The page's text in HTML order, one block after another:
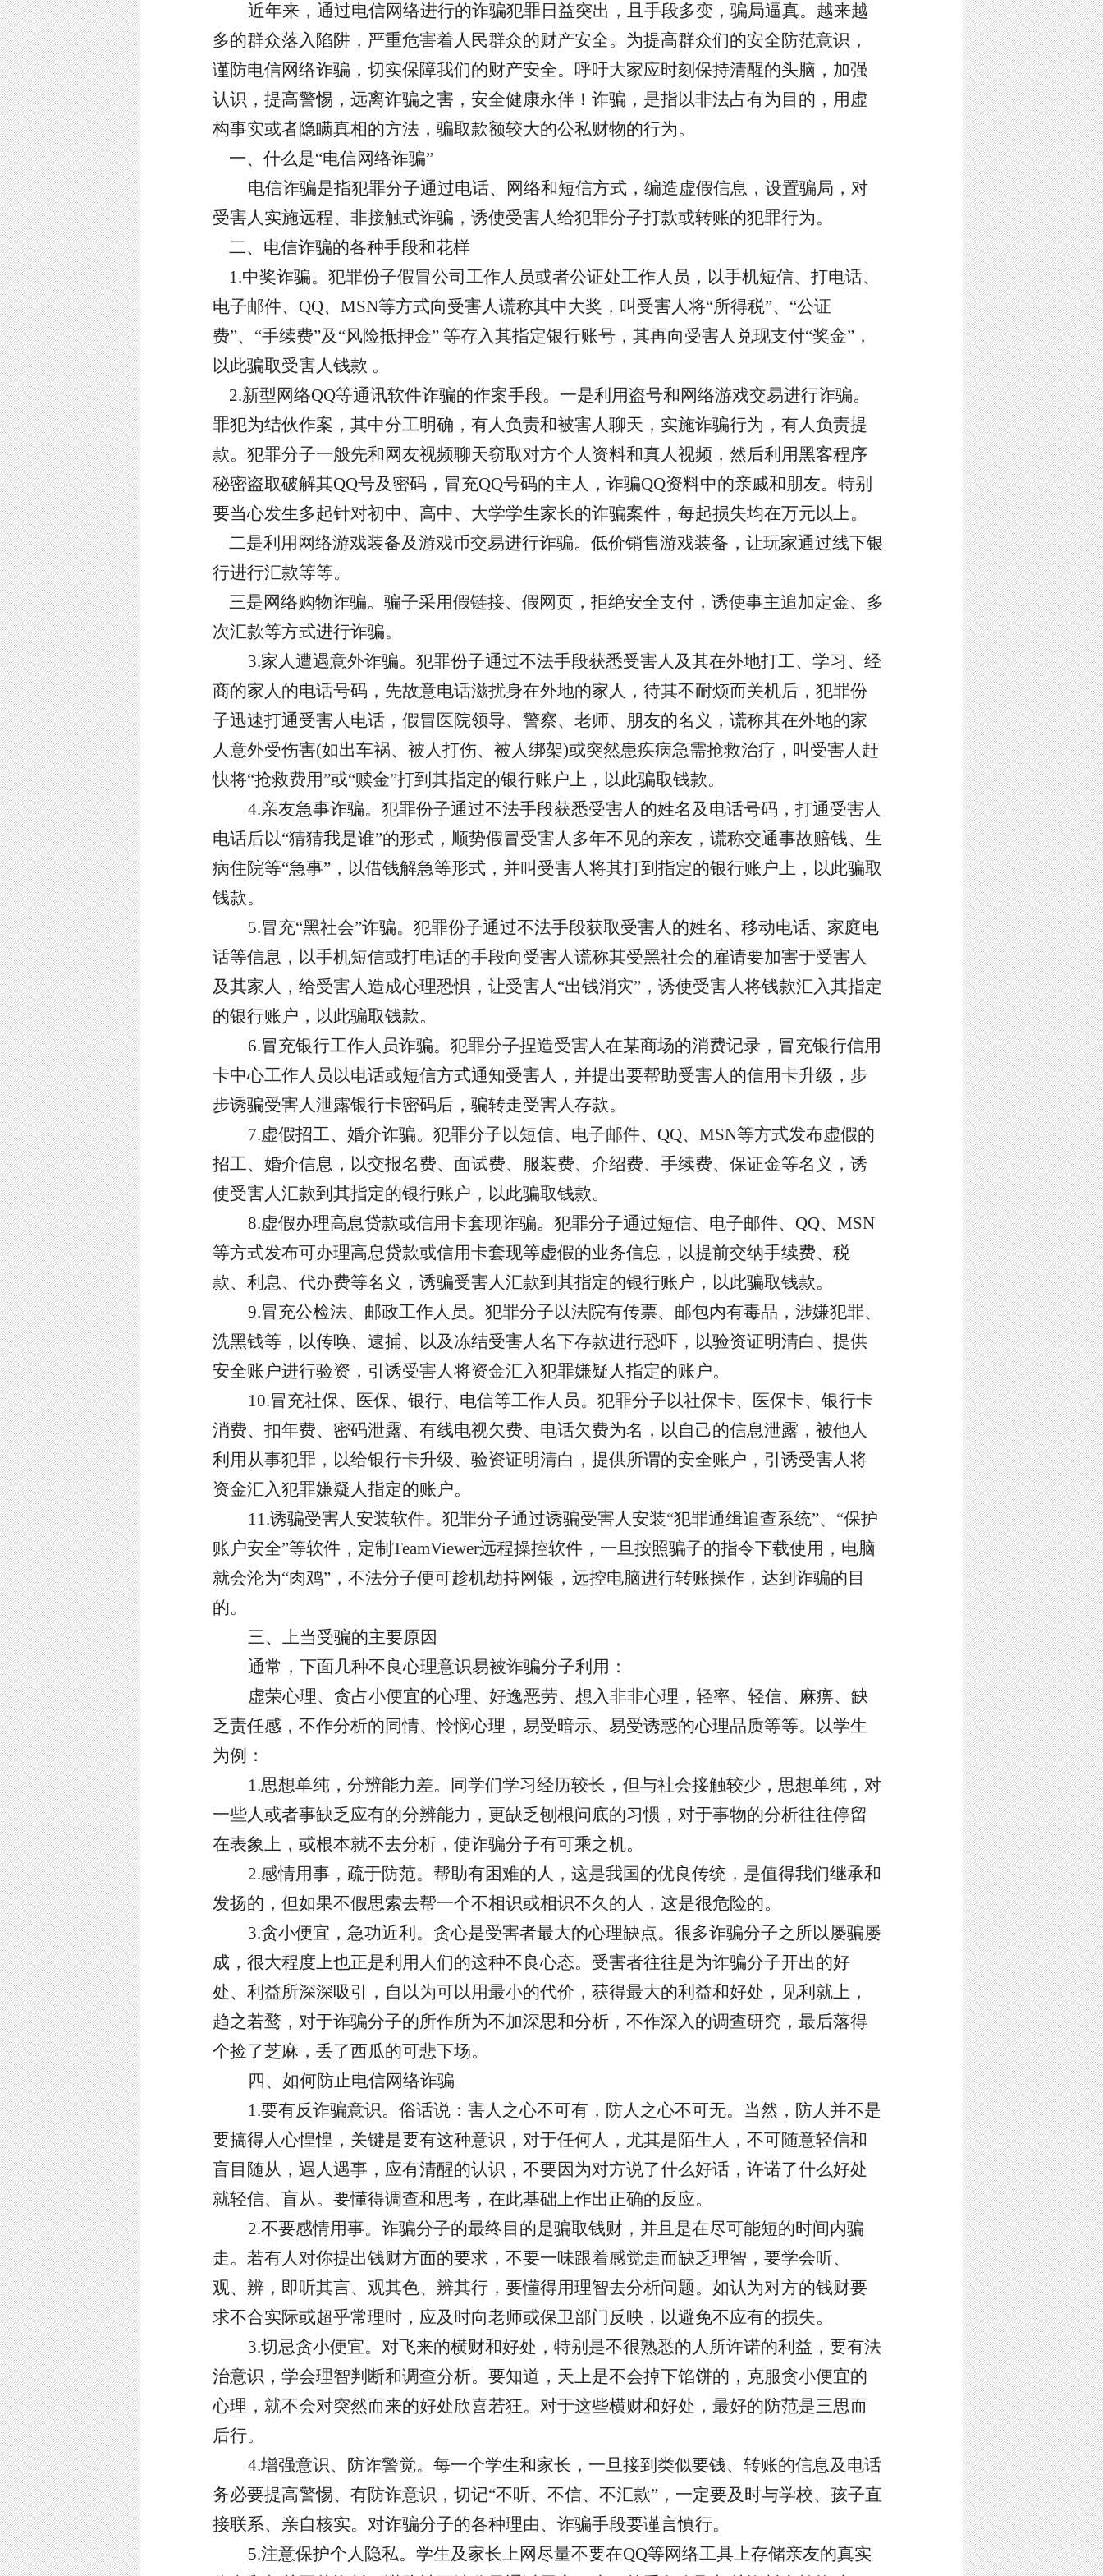
近年来，通过电信网络进行的诈骗犯罪日益突出，且手段多变，骗局逼真。越来越
多的群众落入陷阱，严重危害着人民群众的财产安全。为提高群众们的安全防范意识，
谨防电信网络诈骗，切实保障我们的财产安全。呼吁大家应时刻保持清醒的头脑，加强
认识，提高警惕，远离诈骗之害，安全健康永伴！诈骗，是指以非法占有为目的，用虚
构事实或者隐瞒真相的方法，骗取款额较大的公私财物的行为。
一、什么是“电信网络诈骗”
电信诈骗是指犯罪分子通过电话、网络和短信方式，编造虚假信息，设置骗局，对
受害人实施远程、非接触式诈骗，诱使受害人给犯罪分子打款或转账的犯罪行为。
二、电信诈骗的各种手段和花样
1.中奖诈骗。 犯罪份子假冒公司工作人员或者公证处工作人员，以手机短信、打电话、
电子邮件、 QQ、MSN等方式向受害人谎称其中大奖，叫受害人将“所得税”、“公证
费”、“手续费”及“风险抵押金” 等存入其指定银行账号，其再向受害人兑现支付“奖金”，
以此骗取受害人钱款 。
2.新型网络QQ等通讯软件诈骗的作案手段。 一是利用盗号和网络游戏交易进行诈骗。
罪犯为结伙作案，其中分工明确，有人负责和被害人聊天，实施诈骗行为，有人负责提
款。犯罪分子一般先和网友视频聊天窃取对方个人资料和真人视频，然后利用黑客程序
秘密盗取破解其QQ号及密码，冒充QQ号码的主人，诈骗QQ资料中的亲戚和朋友。特别
要当心发生多起针对初中、高中、大学学生家长的诈骗案件，每起损失均在万元以上。
二是利用网络游戏装备及游戏币交易进行诈骗。低价销售游戏装备，让玩家通过线下银
行进行汇款等等。
三是网络购物诈骗。骗子采用假链接、假网页，拒绝安全支付，诱使事主追加定金、多
次汇款等方式进行诈骗。
3.家人遭遇意外诈骗。 犯罪份子通过不法手段获悉受害人及其在外地打工、学习、经
商的家人的电话号码，先故意电话滋扰身在外地的家人，待其不耐烦而关机后，犯罪份
子迅速打通受害人电话，假冒医院领导、警察、老师、朋友的名义，谎称其在外地的家
人意外受伤害(如出车祸、被人打伤、被人绑架)或突然患疾病急需抢救治疗，叫受害人赶
快将“抢救费用”或“赎金”打到其指定的银行账户上，以此骗取钱款。
4.亲友急事诈骗。 犯罪份子通过不法手段获悉受害人的姓名及电话号码，打通受害人
电话后以“猜猜我是谁”的形式，顺势假冒受害人多年不见的亲友，谎称交通事故赔钱、生
病住院等“急事”，以借钱解急等形式，并叫受害人将其打到指定的银行账户上，以此骗取
钱款。
5.冒充“黑社会”诈骗。 犯罪份子通过不法手段获取受害人的姓名、移动电话、家庭电
话等信息，以手机短信或打电话的手段向受害人谎称其受黑社会的雇请要加害于受害人
及其家人，给受害人造成心理恐惧，让受害人“出钱消灾”，诱使受害人将钱款汇入其指定
的银行账户，以此骗取钱款。
6.冒充银行工作人员诈骗。 犯罪分子捏造受害人在某商场的消费记录，冒充银行信用
卡中心工作人员以电话或短信方式通知受害人，并提出要帮助受害人的信用卡升级，步
步诱骗受害人泄露银行卡密码后，骗转走受害人存款。
7.虚假招工、婚介诈骗。 犯罪分子以短信、电子邮件、 QQ、MSN等方式发布虚假的
招工、婚介信息，以交报名费、面试费、服装费、介绍费、手续费、保证金等名义，诱
使受害人汇款到其指定的银行账户，以此骗取钱款。
8.虚假办理高息贷款或信用卡套现诈骗。 犯罪分子通过短信、电子邮件、 QQ、MSN
等方式发布可办理高息贷款或信用卡套现等虚假的业务信息，以提前交纳手续费、税
款、利息、代办费等名义，诱骗受害人汇款到其指定的银行账户，以此骗取钱款。
9.冒充公检法、邮政工作人员。 犯罪分子以法院有传票、邮包内有毒品，涉嫌犯罪、
洗黑钱等，以传唤、逮捕、以及冻结受害人名下存款进行恐吓，以验资证明清白、提供
安全账户进行验资，引诱受害人将资金汇入犯罪嫌疑人指定的账户。
10.冒充社保、医保、银行、电信等工作人员。 犯罪分子以社保卡、医保卡、银行卡
消费、扣年费、密码泄露、有线电视欠费、电话欠费为名，以自己的信息泄露，被他人
利用从事犯罪，以给银行卡升级、验资证明清白，提供所谓的安全账户，引诱受害人将
资金汇入犯罪嫌疑人指定的账户。
11.诱骗受害人安装软件。 犯罪分子通过诱骗受害人安装“犯罪通缉追查系统”、“保护
账户安全”等软件，定制TeamViewer远程操控软件，一旦按照骗子的指令下载使用，电脑
就会沦为“肉鸡”，不法分子便可趁机劫持网银，远控电脑进行转账操作，达到诈骗的目
的。
三、上当受骗的主要原因
通常，下面几种不良心理意识易被诈骗分子利用：
虚荣心理、 贪占小便宜的心理、 好逸恶劳、想入非非心理 ， 轻率、轻信、麻痹、缺
乏责任感 ， 不作分析的同情、怜悯心理 ， 易受暗示、易受诱惑的心理品质等等。
以学生
为例：
1.思想单纯，分辨能力差。
同学们学习经历较长，但与社会接触较少，思想单纯，对
一些人或者事缺乏应有的分辨能力，更缺乏刨根问底的习惯，对于事物的分析往往停留
在表象上，或根本就不去分析，使诈骗分子有可乘之机。
2.感情用事，疏于防范。 帮助有困难的人，这是我国的优良传统，是值得我们继承和
发扬的，但如果不假思索去帮一个不相识或相识不久的人，这是很危险的。
3.贪小便宜，急功近利。 贪心是受害者最大的心理缺点。很多诈骗分子之所以屡骗屡
成，很大程度上也正是利用人们的这种不良心态。受害者往往是为诈骗分子开出的好
处、利益所深深吸引，自以为可以用最小的代价，获得最大的利益和好处，见利就上，
趋之若鹜，对于诈骗分子的所作所为不加深思和分析，不作深入的调查研究，最后落得
个捡了芝麻，丢了西瓜的可悲下场。
四、如何防止电信网络诈骗
1.要有反诈骗意识。 俗话说：害人之心不可有，防人之心不可无。当然，防人并不是
要搞得人心惶惶，关键是要有这种意识，对于任何人，尤其是陌生人，不可随意轻信和
盲目随从，遇人遇事，应有清醒的认识，不要因为对方说了什么好话，许诺了什么好处
就轻信、盲从。要懂得调查和思考，在此基础上作出正确的反应。
2.不要感情用事。 诈骗分子的最终目的是骗取钱财，并且是在尽可能短的时间内骗
走。若有人对你提出钱财方面的要求，不要一味跟着感觉走而缺乏理智，要学会听、
观、辨，即听其言、观其色、辨其行，要懂得用理智去分析问题。如认为对方的钱财要
求不合实际或超乎常理时，应及时向老师或保卫部门反映，以避免不应有的损失。
3.切忌贪小便宜。 对飞来的横财和好处，特别是不很熟悉的人所许诺的利益，要有法
治意识，学会理智判断和调查分析。要知道，天上是不会掉下馅饼的，克服贪小便宜的
心理，就不会对突然而来的好处欣喜若狂。对于这些横财和好处，最好的防范是三思而
后行。
4.增强意识、防诈警觉。 每一个学生和家长，一旦接到类似要钱、转账的信息及电话
务必要提高警惕、有防诈意识，切记“不听、不信、不汇款”，一定要及时与学校、孩子直
接联系、亲自核实。对诈骗分子的各种理由、诈骗手段要谨言慎行。
5.注意保护个人隐私。 学生及家长上网尽量不要在QQ等网络工具上存储亲友的真实